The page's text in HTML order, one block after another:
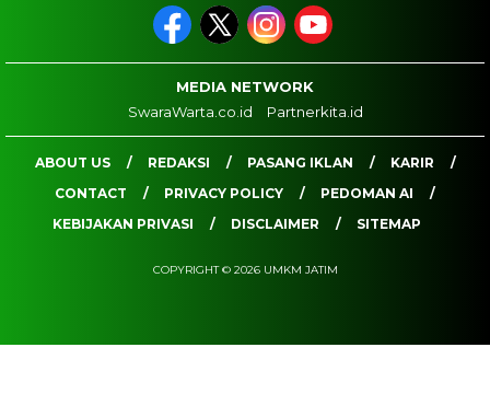
MEDIA NETWORK
SwaraWarta.co.id
Partnerkita.id
ABOUT US REDAKSI PASANG IKLAN
KARIR
CONTACT
PRIVACY POLICY
PEDOMAN AI
KEBIJAKAN PRIVASI
DISCLAIMER SITEMAP
COPYRIGHT © 2026 UMKM JATIM